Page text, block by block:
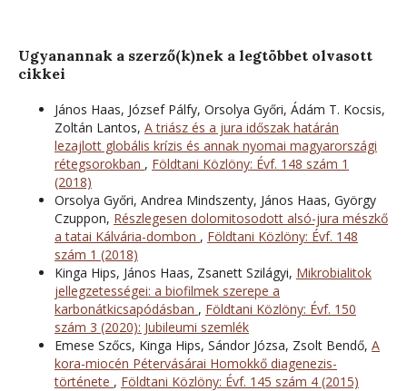
Ugyanannak a szerző(k)nek a legtöbbet olvasott
cikkei
János Haas, József Pálfy, Orsolya Győri, Ádám T. Kocsis,
Zoltán Lantos, A triász és a jura időszak határán
lezajlott globális krízis és annak nyomai magyarországi
rétegsorokban , Földtani Közlöny: Évf. 148 szám 1
(2018)
Orsolya Győri, Andrea Mindszenty, János Haas, György
Czuppon, Részlegesen dolomitosodott alsó-jura mészkő
a tatai Kálvária-dombon , Földtani Közlöny: Évf. 148
szám 1 (2018)
Kinga Hips, János Haas, Zsanett Szilágyi, Mikrobialitok
jellegzetességei: a biofilmek szerepe a
karbonátkicsapódásban , Földtani Közlöny: Évf. 150
szám 3 (2020): Jubileumi szemlék
Emese Szőcs, Kinga Hips, Sándor Józsa, Zsolt Bendő, A
kora-miocén Pétervásárai Homokkő diagenezis-
története , Földtani Közlöny: Évf. 145 szám 4 (2015)